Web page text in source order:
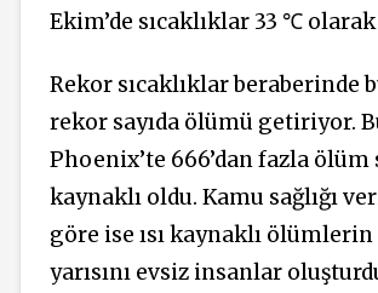
Ekim’de sıcaklıklar 33 ℃
Rekor sıcaklıklar beraberinde
rekor sayıda ölümü getiriyor.
Phoenix’te 666’dan fazla ölüm
kaynaklı oldu. Kamu sağlığı
göre ise ısı kaynaklı
yarısını evsiz insanlar